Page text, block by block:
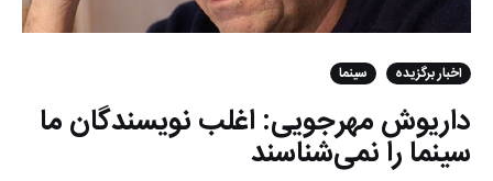
اخبار برگزیده سینما
داریوش مهرجویی: اغلب نویسندگان ما
سینما را نمی‌شناسند